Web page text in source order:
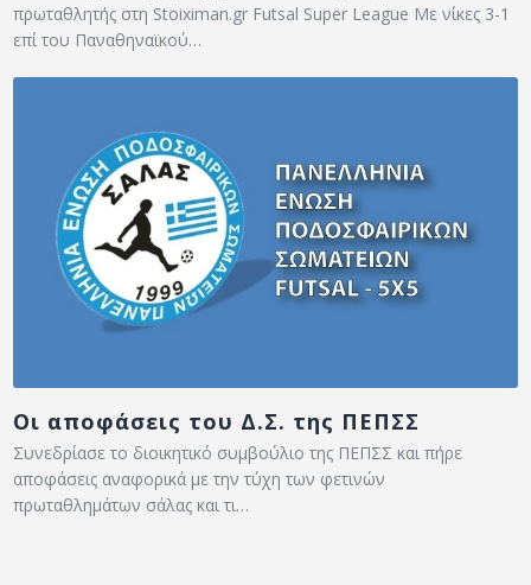
πρωταθλητής στη Stoiximan.gr Futsal Super League Με νίκες 3-1
επί του Παναθηναϊκού…
Οι αποφάσεις του Δ.Σ. της ΠΕΠΣΣ
Συνεδρίασε το διοικητικό συμβούλιο της ΠΕΠΣΣ και πήρε
αποφάσεις αναφορικά με την τύχη των φετινών
πρωταθλημάτων σάλας και τι…